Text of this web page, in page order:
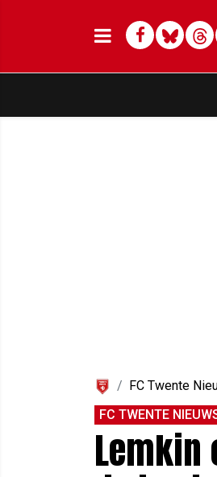
Facebook
Bluesky
FC Twente
FC TWENTE
Lemkin